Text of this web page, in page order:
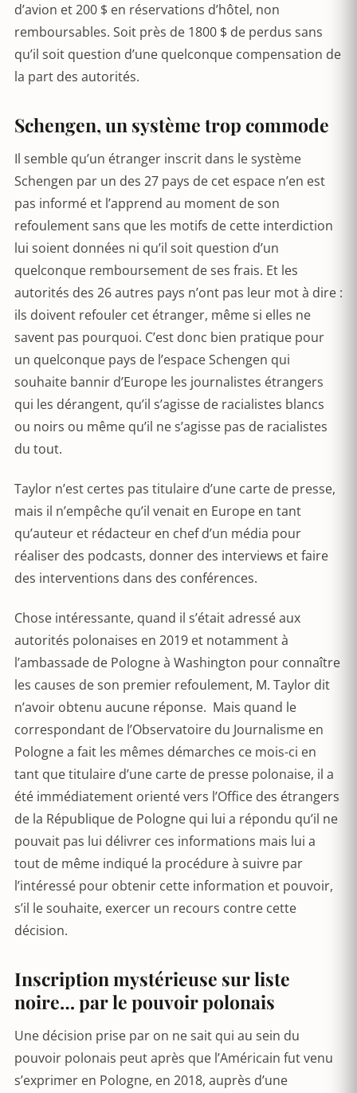
d’avion et 200 $ en réservations d’hôtel, non
remboursables. Soit près de 1800 $ de perdus sans
qu’il soit question d’une quelconque compensation de
la part des autorités.
Schengen, un système trop commode
Il semble qu’un étranger inscrit dans le système
Schengen par un des 27 pays de cet espace n’en est
pas informé et l’apprend au moment de son
refoulement sans que les motifs de cette interdiction
lui soient données ni qu’il soit question d’un
quelconque remboursement de ses frais. Et les
autorités des 26 autres pays n’ont pas leur mot à dire :
ils doivent refouler cet étranger, même si elles ne
savent pas pourquoi. C’est donc bien pratique pour
un quelconque pays de l’espace Schengen qui
souhaite bannir d’Europe les journalistes étrangers
qui les dérangent, qu’il s’agisse de racialistes blancs
ou noirs ou même qu’il ne s’agisse pas de racialistes
du tout.
Taylor n’est certes pas titulaire d’une carte de presse,
mais il n’empêche qu’il venait en Europe en tant
qu’auteur et rédacteur en chef d’un média pour
réaliser des podcasts, donner des interviews et faire
des interventions dans des conférences.
Chose intéressante, quand il s’était adressé aux
autorités polonaises en 2019 et notamment à
l’ambassade de Pologne à Washington pour connaître
les causes de son premier refoulement, M. Taylor dit
n’avoir obtenu aucune réponse. Mais quand le
correspondant de l’Observatoire du Journalisme en
Pologne a fait les mêmes démarches ce mois-ci en
tant que titulaire d’une carte de presse polonaise, il a
été immédiatement orienté vers l’Office des étrangers
de la République de Pologne qui lui a répondu qu’il ne
pouvait pas lui délivrer ces informations mais lui a
tout de même indiqué la procédure à suivre par
l’intéressé pour obtenir cette information et pouvoir,
s’il le souhaite, exercer un recours contre cette
décision.
Inscription mystérieuse sur liste
noire… par le pouvoir polonais
Une décision prise par on ne sait qui au sein du
pouvoir polonais peut après que l’Américain fut venu
s’exprimer en Pologne, en 2018, auprès d’une